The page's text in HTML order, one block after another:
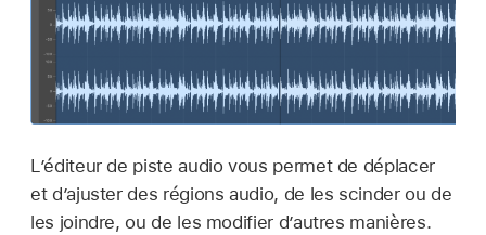
L’éditeur de piste audio vous permet de déplacer
et d’ajuster des régions audio, de les scinder ou de
les joindre, ou de les modifier d’autres manières.